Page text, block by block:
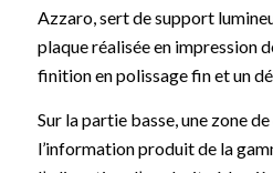
Azzaro, sert de support
plaque réalisée en impression
finition en polissage fin et un
Sur la partie basse, une zone
l’information produit de la